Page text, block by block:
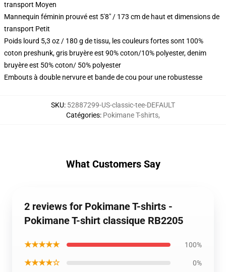
transport Moyen
Mannequin féminin prouvé est 5'8" / 173 cm de haut et dimensions de
transport Petit
Poids lourd 5,3 oz / 180 g de tissu, les couleurs fortes sont 100%
coton preshunk, gris bruyère est 90% coton/10% polyester, denim
bruyère est 50% coton/ 50% polyester
Embouts à double nervure et bande de cou pour une robustesse
SKU: 52887299-US-classic-tee-DEFAULT
Catégories: Pokimane T-shirts,
What Customers Say
2 reviews for Pokimane T-shirts -
Pokimane T-shirt classique RB2205
★★★★★ 100%
★★★★☆ 0%